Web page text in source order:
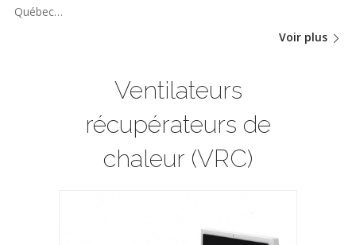
Québec…
Voir plus
Ventilateurs
récupérateurs de
chaleur (VRC)